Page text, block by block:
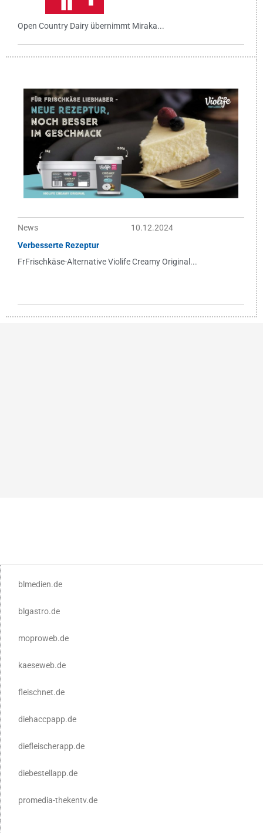
Open Country Dairy übernimmt Miraka...
News
10.12.2024
Verbesserte Rezeptur
FrFrischkäse-Alternative Violife Creamy Original...
blmedien.de
blgastro.de
moproweb.de
kaeseweb.de
fleischnet.de
diehaccpapp.de
diefleischerapp.de
diebestellapp.de
promedia-thekentv.de